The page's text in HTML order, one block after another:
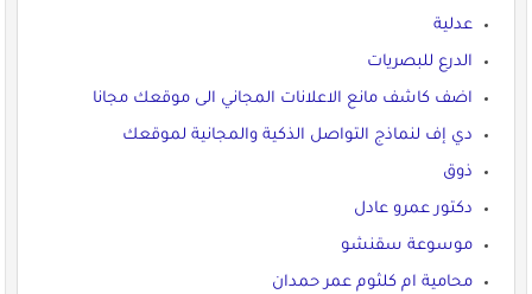
عدلية
الدرع للبصريات
اضف كاشف مانع الاعلانات المجاني الى موقعك مجانا
دي إف لنماذج التواصل الذكية والمجانية لموقعك
ذوق
دكتور عمرو عادل
موسوعة سقنشو
محامية ام كلثوم عمر حمدان